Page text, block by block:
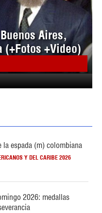
Aires,
+Video)
la espada (m) colombiana
Y DEL CARIBE 2026
2026: medallas